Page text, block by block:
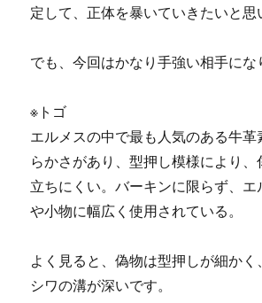
定して、正体を暴いていきたいと思
でも、今回はかなり手強い相手にな
※トゴ
エルメスの中で最も人気のある牛革
らかさがあり、型押し模様により、
立ちにくい。バーキンに限らず、
や小物に幅広く使用されている。
よく見ると、偽物は型押しが細か
シワの溝が深いです。